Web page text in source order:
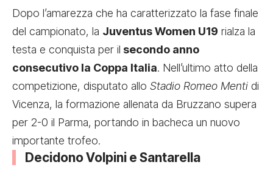
Dopo l’amarezza che ha caratterizzato la fase finale
del campionato, la Juventus Women U19 rialza la
testa e conquista per il secondo anno
consecutivo la Coppa Italia. Nell’ultimo atto della
competizione, disputato allo Stadio Romeo Menti di
Vicenza, la formazione allenata da Bruzzano supera
per 2-0 il Parma, portando in bacheca un nuovo
importante trofeo.
Decidono Volpini e Santarella